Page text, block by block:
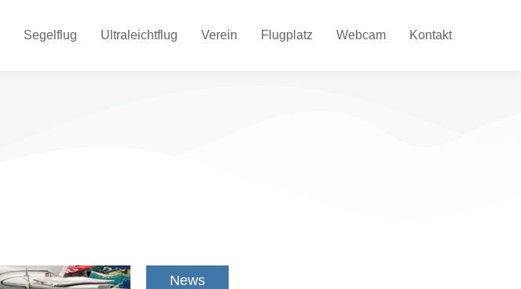
Segelflug Ultraleichtflug Verein Flugplatz Webcam Kontakt
News